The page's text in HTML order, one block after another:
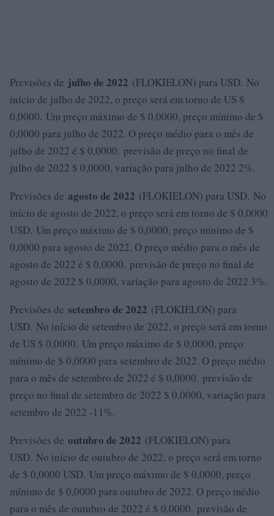
Previsões de julho de 2022 (FLOKIELON) para USD. No
início de julho de 2022, o preço será em torno de US $
0,0000. Um preço máximo de $ 0,0000, preço mínimo de $
0,0000 para julho de 2022. O preço médio para o mês de
julho de 2022 é $ 0,0000. previsão de preço no final de
julho de 2022 $ 0,0000, variação para julho de 2022 2%.
Previsões de agosto de 2022 (FLOKIELON) para USD. No
início de agosto de 2022, o preço será em torno de $ 0,0000
USD. Um preço máximo de $ 0,0000, preço mínimo de $
0,0000 para agosto de 2022. O preço médio para o mês de
agosto de 2022 é $ 0,0000. previsão de preço no final de
agosto de 2022 $ 0,0000, variação para agosto de 2022 3%.
Previsões de setembro de 2022 (FLOKIELON) para
USD. No início de setembro de 2022, o preço será em torno
de US $ 0,0000. Um preço máximo de $ 0,0000, preço
mínimo de $ 0,0000 para setembro de 2022. O preço médio
para o mês de setembro de 2022 é $ 0,0000. previsão de
preço no final de setembro de 2022 $ 0,0000, variação para
setembro de 2022 -11%.
Previsões de outubro de 2022 (FLOKIELON) para
USD. No início de outubro de 2022, o preço será em torno
de $ 0,0000 USD. Um preço máximo de $ 0,0000, preço
mínimo de $ 0,0000 para outubro de 2022. O preço médio
para o mês de outubro de 2022 é $ 0,0000. previsão de